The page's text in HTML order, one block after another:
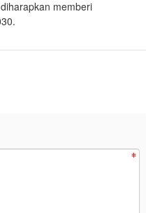
memberi